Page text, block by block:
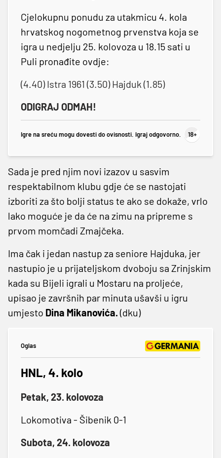
Cjelokupnu ponudu za utakmicu 4. kola
hrvatskog nogometnog prvenstva koja se
igra u nedjelju 25. kolovoza u 18.15 sati u
Puli pronađite ovdje:
(4.40) Istra 1961 (3.50) Hajduk (1.85)
ODIGRAJ ODMAH!
Igre na sreću mogu dovesti do ovisnosti. Igraj odgovorno.
Sada je pred njim novi izazov u sasvim
respektabilnom klubu gdje će se nastojati
izboriti za što bolji status te ako se dokaže, vrlo
lako moguće je da će na zimu na pripreme s
prvom momčadi Zmajčeka.
Ima čak i jedan nastup za seniore Hajduka, jer
nastupio je u prijateljskom dvoboju sa Zrinjskim
kada su Bijeli igrali u Mostaru na proljeće,
upisao je završnih par minuta ušavši u igru
umjesto Dina Mikanovića.(dku)
Oglas
HNL, 4. kolo
Petak, 23. kolovoza
Lokomotiva - Šibenik 0-1
Subota, 24. kolovoza